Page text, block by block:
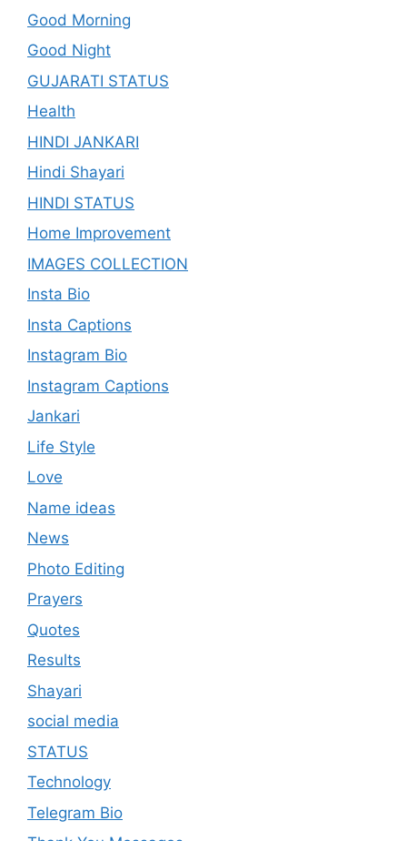
Good Morning
Good Night
GUJARATI STATUS
Health
HINDI JANKARI
Hindi Shayari
HINDI STATUS
Home Improvement
IMAGES COLLECTION
Insta Bio
Insta Captions
Instagram Bio
Instagram Captions
Jankari
Life Style
Love
Name ideas
News
Photo Editing
Prayers
Quotes
Results
Shayari
social media
STATUS
Technology
Telegram Bio